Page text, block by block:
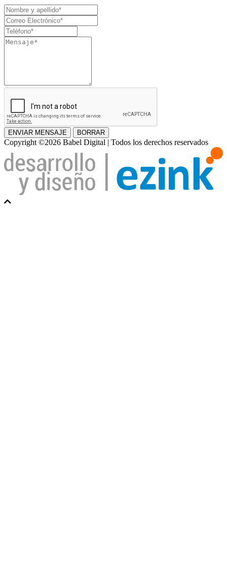
Nombre
y
apellido
Correo
Electrónico
Teléfono
Mensaje
ENVIAR MENSAJE BORRAR
Copyright ©2026 Babel Digital | Todos los derechos reservados